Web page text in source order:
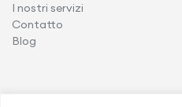
I nostri servizi
Contatto
Blog